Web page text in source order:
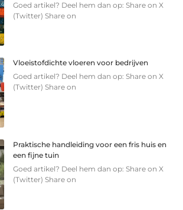
Goed artikel? Deel hem dan op: Share on X
(Twitter) Share on
Vloeistofdichte vloeren voor bedrijven
Goed artikel? Deel hem dan op: Share on X
(Twitter) Share on
Praktische handleiding voor een fris huis en
een fijne tuin
Goed artikel? Deel hem dan op: Share on X
(Twitter) Share on